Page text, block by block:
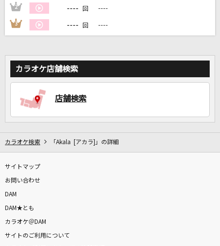
カラオケをもっと楽しもう！
2 ---- 回 ----
3 ---- 回 ----
カラオケ店舗検索
店舗検索
カラオケ検索 「Akala [アカラ]」の詳細
サイトマップ
お問い合わせ
DAM
DAM★とも
カラオケ＠DAM
サイトのご利用について